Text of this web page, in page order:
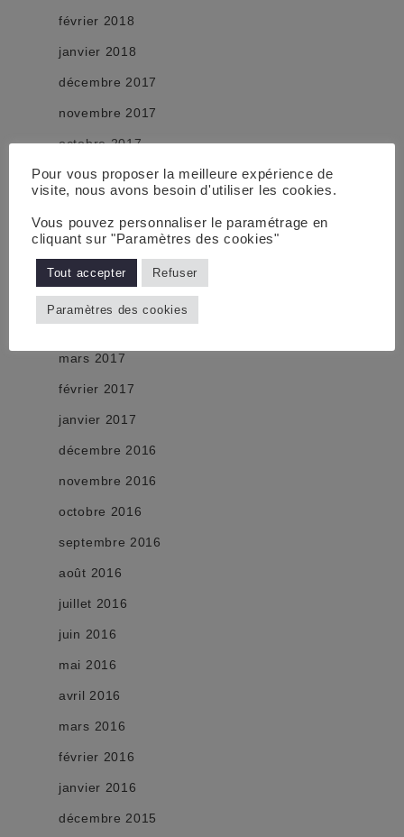
février 2018
janvier 2018
décembre 2017
novembre 2017
octobre 2017
septembre 2017
juillet 2017
juin 2017
mai 2017
avril 2017
mars 2017
février 2017
janvier 2017
décembre 2016
novembre 2016
octobre 2016
septembre 2016
août 2016
juillet 2016
juin 2016
mai 2016
avril 2016
mars 2016
février 2016
janvier 2016
décembre 2015
Pour vous proposer la meilleure expérience de
visite, nous avons besoin d'utiliser les cookies.
Vous pouvez personnaliser le paramétrage en
cliquant sur "Paramètres des cookies"
Tout accepter Refuser
Paramètres des cookies